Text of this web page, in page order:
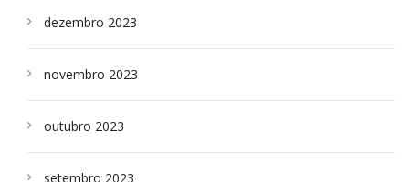
dezembro 2023
novembro 2023
outubro 2023
setembro 2023